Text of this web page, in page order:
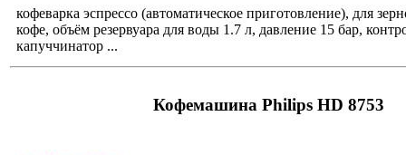
кофеварка эспрессо (автоматическое приготовление), для
кофе, объём резервуара для воды 1.7 л, давление 15 бар,
капуччинатор ...
Кофемашина Philips HD 8753